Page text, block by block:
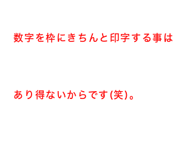
数字を枠にきちんと印字する事は
あり得ないからです(笑)。